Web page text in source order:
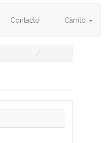
Contacto Carrito